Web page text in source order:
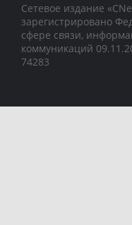
Сетевое издание
зарегистрировано
сфере связи,
коммуникаций
74283